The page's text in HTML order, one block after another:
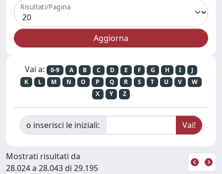
Risultati/Pagina
Vai a: 0-9 A B C D E F G H I
J
K
L M N O P Q R S T U V
W
X
Y Z
o inserisci le iniziali:
Mostrati risultati da
28.024 a 28.043 di 29.195